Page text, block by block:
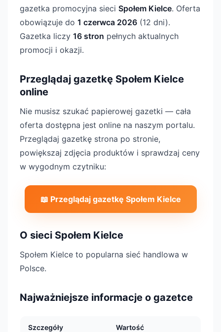
gazetka promocyjna sieci Społem Kielce. Oferta
obowiązuje do 1 czerwca 2026 (12 dni).
Gazetka liczy 16 stron pełnych aktualnych
promocji i okazji.
Przeglądaj gazetkę Społem Kielce
online
Nie musisz szukać papierowej gazetki — cała
oferta dostępna jest online na naszym portalu.
Przeglądaj gazetkę strona po stronie,
powiększaj zdjęcia produktów i sprawdzaj ceny
w wygodnym czytniku:
📖 Przeglądaj gazetkę Społem Kielce
O sieci Społem Kielce
Społem Kielce to popularna sieć handlowa w
Polsce.
Najważniejsze informacje o gazetce
Szczegóły Wartość